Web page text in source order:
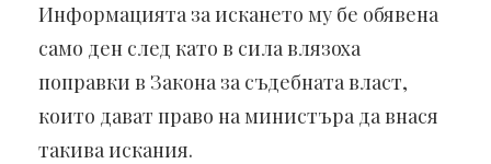
Информацията за искането му бе обявена
само ден след като в сила влязоха
поправки в Закона за съдебната власт,
които дават право на министъра да внася
такива искания.